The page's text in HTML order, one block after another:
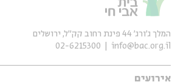
אירועים
המלך ג'ורג' 44 פינת רחוב קק״ל, ירושלים
info@bac.org.il
02-6215300